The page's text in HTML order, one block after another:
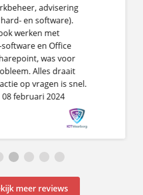
advisering
en software).
werken met
software en Office
was voor
Alles draait
op vragen is snel.
februari 2024
meer reviews